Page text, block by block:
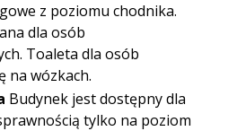
z poziomu chodnika.
dla osób
Toaleta dla osób
na wózkach.
Budynek jest dostępny dla
tylko na poziom